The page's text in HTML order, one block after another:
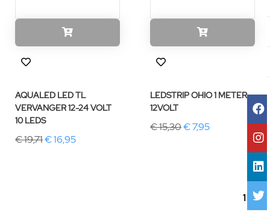
AQUALED LED TL
VERVANGER 12-24 VOLT
10 LEDS
€ 19,71€ 16,95
LEDSTRIP OHIO 1 METER
12VOLT
€ 15,30€ 7,95
1